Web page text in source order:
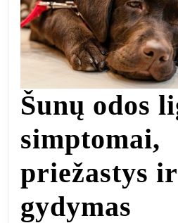
Šunų odos
simptomai,
priežastys ir
gydymas